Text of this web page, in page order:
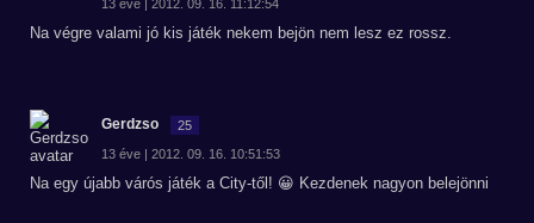
13 éve | 2012. 09. 16. 11:12:54
Na végre valami jó kis játék nekem bejön nem lesz ez rossz.
Gerdzso 25
13 éve | 2012. 09. 16. 10:51:53
Na egy újabb várós játék a City-től! 😀 Kezdenek nagyon belejönni